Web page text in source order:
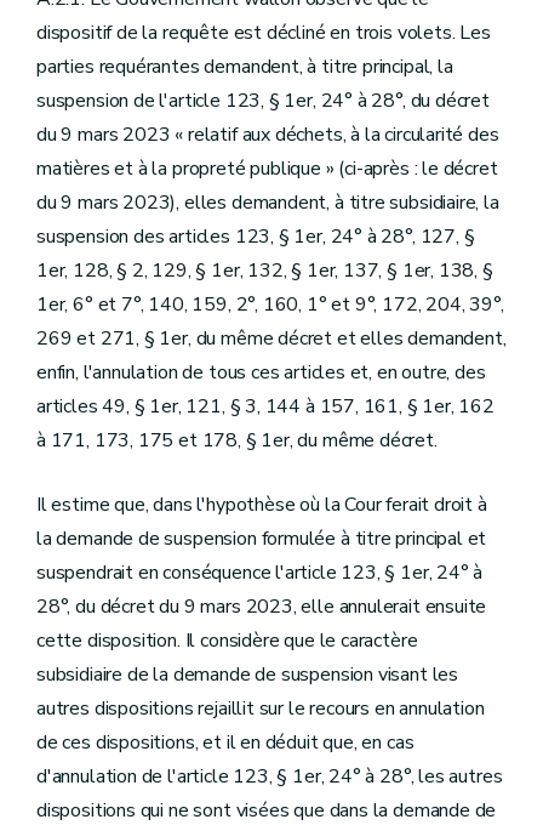
dispositif de la requête est décliné en trois volets. Les
parties requérantes demandent, à titre principal, la
suspension de l'article 123, § 1er, 24° à 28°, du décret
du 9 mars 2023 « relatif aux déchets, à la circularité des
matières et à la propreté publique » (ci-après : le décret
du 9 mars 2023), elles demandent, à titre subsidiaire, la
suspension des articles 123, § 1er, 24° à 28°, 127, §
1er, 128, § 2, 129, § 1er, 132, § 1er, 137, § 1er, 138, §
1er, 6° et 7°, 140, 159, 2°, 160, 1° et 9°, 172, 204, 39°,
269 et 271, § 1er, du même décret et elles demandent,
enfin, l'annulation de tous ces articles et, en outre, des
articles 49, § 1er, 121, § 3, 144 à 157, 161, § 1er, 162
à 171, 173, 175 et 178, § 1er, du même décret.
Il estime que, dans l'hypothèse où la Cour ferait droit à
la demande de suspension formulée à titre principal et
suspendrait en conséquence l'article 123, § 1er, 24° à
28°, du décret du 9 mars 2023, elle annulerait ensuite
cette disposition. Il considère que le caractère
subsidiaire de la demande de suspension visant les
autres dispositions rejaillit sur le recours en annulation
de ces dispositions, et il en déduit que, en cas
d'annulation de l'article 123, § 1er, 24° à 28°, les autres
dispositions qui ne sont visées que dans la demande de